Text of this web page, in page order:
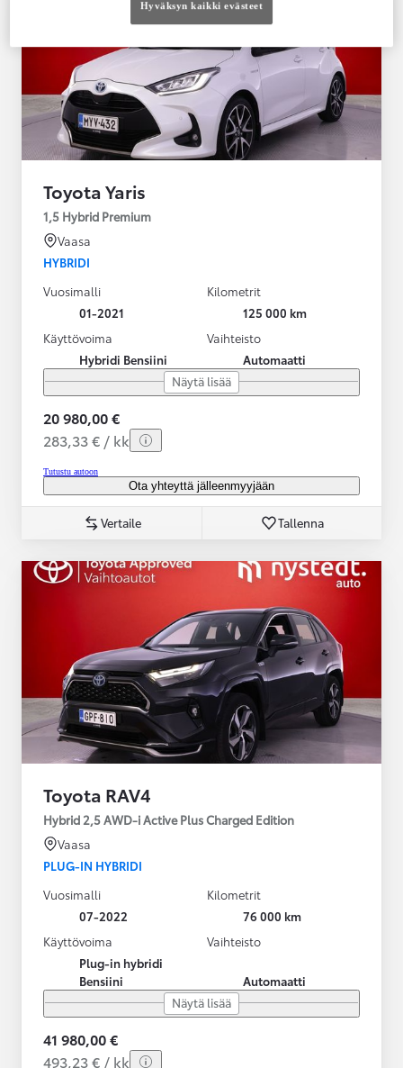
Toyota Yaris
1,5 Hybrid Premium
Vaasa
HYBRIDI
Vuosimalli
01-2021
Kilometrit
125 000 km
Käyttövoima
Hybridi Bensiini
Vaihteisto
Automaatti
Näytä lisää
20 980,00 €
283,33 € / kk
Tutustu autoon
Ota yhteyttä jälleenmyyjään
Vertaile Tallenna
Toyota RAV4
Hybrid 2,5 AWD-i Active Plus Charged Edition
Vaasa
PLUG-IN HYBRIDI
Vuosimalli
07-2022
Kilometrit
76 000 km
Käyttövoima
Plug-in hybridi
Bensiini
Vaihteisto
Automaatti
Näytä lisää
41 980,00 €
493,23 € / kk
Hyväksyn kaikki evästeet